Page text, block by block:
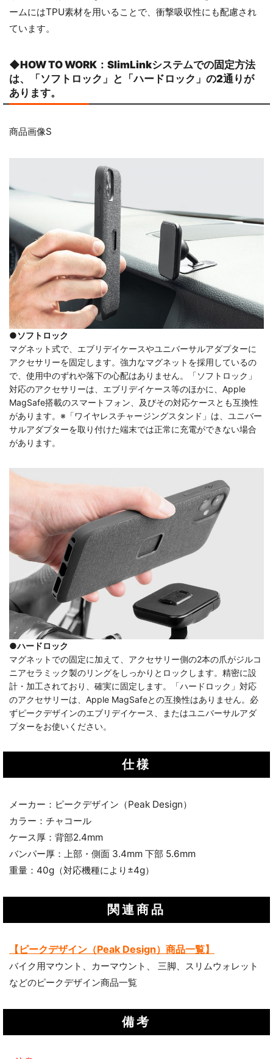
ームにはTPU素材を用いることで、衝撃吸収性にも配慮され
ています。
◆HOW TO WORK：SlimLinkシステムでの固定方法
は、「ソフトロック」と「ハードロック」の2通りが
あります。
商品画像S
●ソフトロック
マグネット式で、エブリデイケースやユニバーサルアダプターに
アクセサリーを固定します。強力なマグネットを採用しているの
で、使用中のずれや落下の心配はありません。「ソフトロック」
対応のアクセサリーは、エブリデイケース等のほかに、Apple
MagSafe搭載のスマートフォン、及びその対応ケースとも互換性
があります。※「ワイヤレスチャージングスタンド」は、ユニバー
サルアダプターを取り付けた端末では正常に充電ができない場合
があります。
●ハードロック
マグネットでの固定に加えて、アクセサリー側の2本の爪がジルコ
ニアセラミック製のリングをしっかりとロックします。精密に設
計・加工されており、確実に固定します。「ハードロック」対応
のアクセサリーは、Apple MagSafeとの互換性はありません。必
ずピークデザインのエブリデイケース、またはユニバーサルアダ
プターをお使いください。
仕様
メーカー：ピークデザイン（Peak Design）
カラー：チャコール
ケース厚：背部2.4mm
バンパー厚：上部・側面 3.4mm 下部 5.6mm
重量：40g（対応機種により±4g）
関連商品
【ピークデザイン（Peak Design）商品一覧】
バイク用マウント、カーマウント、 三脚、スリムウォレット
などのピークデザイン商品一覧
備考
お買い物を続ける